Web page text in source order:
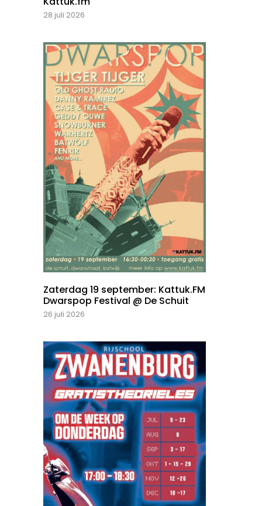
28 juli 2026
Zaterdag 19 september: Kattuk.FM
Dwarspop Festival @ De Schuit
26 juli 2026